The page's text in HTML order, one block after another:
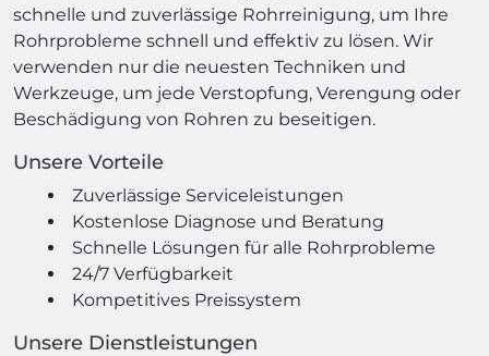
schnelle und zuverlässige Rohrreinigung, um Ihre
Rohrprobleme schnell und effektiv zu lösen. Wir
verwenden nur die neuesten Techniken und
Werkzeuge, um jede Verstopfung, Verengung oder
Beschädigung von Rohren zu beseitigen.
Unsere Vorteile
Zuverlässige Serviceleistungen
Kostenlose Diagnose und Beratung
Schnelle Lösungen für alle Rohrprobleme
24/7 Verfügbarkeit
Kompetitives Preissystem
Unsere Dienstleistungen